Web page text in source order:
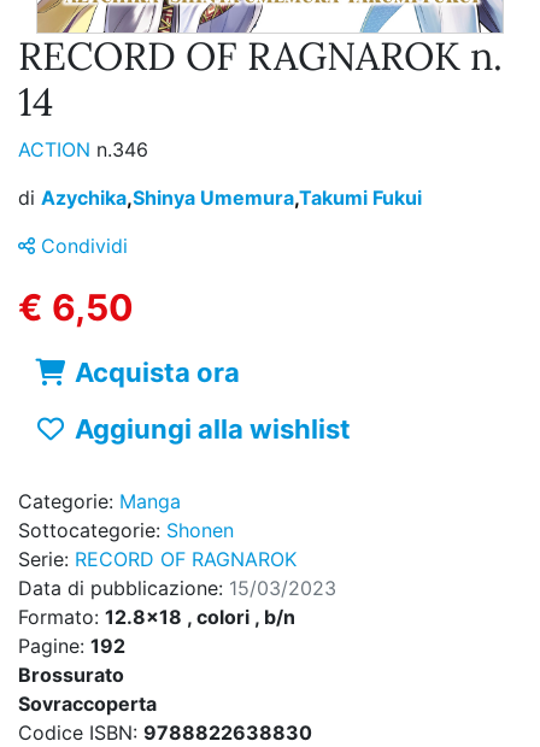
RECORD OF RAGNAROK n.
14
ACTION n.346
di Azychika,Shinya Umemura,Takumi Fukui
Condividi
€ 6,50
Acquista ora
Aggiungi alla wishlist
Categorie: Manga
Sottocategorie: Shonen
Serie: RECORD OF RAGNAROK
Data di pubblicazione: 15/03/2023
Formato: 12.8x18 , colori , b/n
Pagine: 192
Brossurato
Sovraccoperta
Codice ISBN: 9788822638830